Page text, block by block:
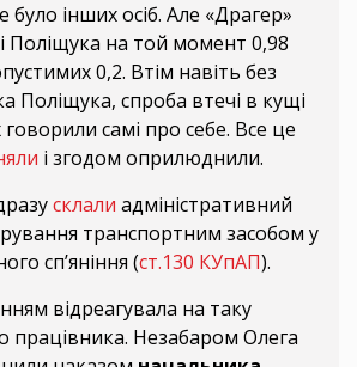
було інших осіб. Але «Драгер»
Поліщука на той момент 0,98
0,2. Втім навіть без
Поліщука, спроба втечі в кущі
самі про себе. Все це
і згодом оприлюднили.
склали адміністративний
транспортним засобом у
сп’яніння (ст.130 КУпАП).
відреагувала на таку
працівника. Незабаром Олега